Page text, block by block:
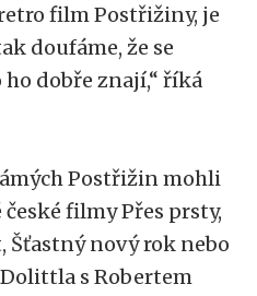
film Postřižiny, je
doufáme, že se
dobře znají,“ říká
Postřižin mohli
filmy Přes prsty,
Šťastný nový rok nebo
s Robertem